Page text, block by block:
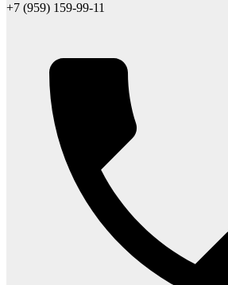
+7 (959) 159-99-11